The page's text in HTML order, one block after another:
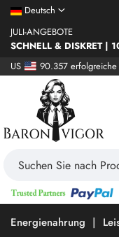
Deutsch
JULI-ANGEBOTE
SCHNELL & DISKRET |
US
90.357
Energienahrung